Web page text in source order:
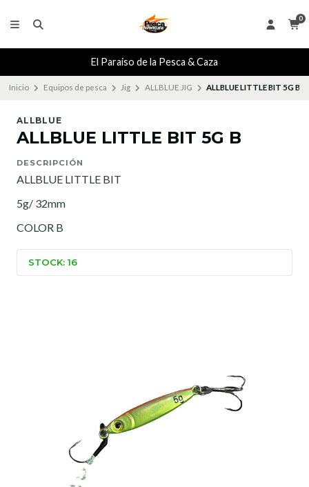
0
El Paraiso de la Pesca & Caza
Inicio Equipos de pesca Jig ALLBLUE JIG ALLBLUE LITTLE BIT 5G B
ALLBLUE
ALLBLUE LITTLE BIT 5G B
DESCRIPCIÓN
ALLBLUE LITTLE BIT
5g/ 32mm
COLOR B
STOCK: 16